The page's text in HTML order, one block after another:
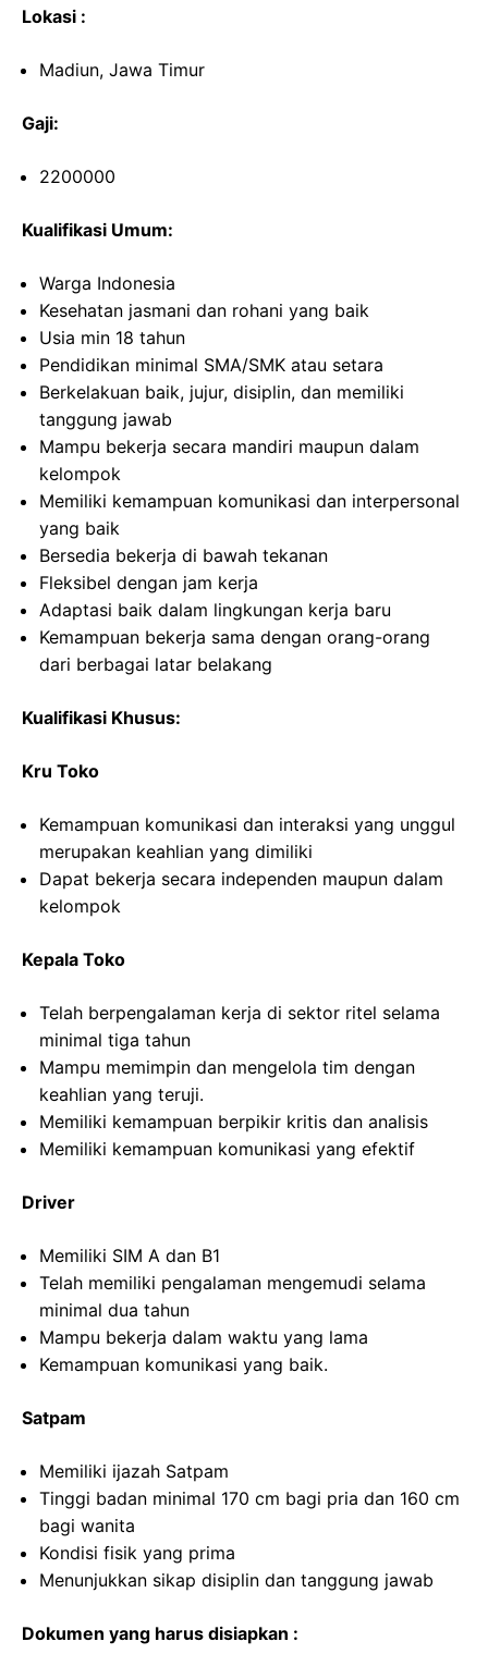
Lokasi :
Madiun, Jawa Timur
Gaji:
2200000
Kualifikasi Umum:
Warga Indonesia
Kesehatan jasmani dan rohani yang baik
Usia min 18 tahun
Pendidikan minimal SMA/SMK atau setara
Berkelakuan baik, jujur, disiplin, dan memiliki
tanggung jawab
Mampu bekerja secara mandiri maupun dalam
kelompok
Memiliki kemampuan komunikasi dan interpersonal
yang baik
Bersedia bekerja di bawah tekanan
Fleksibel dengan jam kerja
Adaptasi baik dalam lingkungan kerja baru
Kemampuan bekerja sama dengan orang-orang
dari berbagai latar belakang
Kualifikasi Khusus:
Kru Toko
Kemampuan komunikasi dan interaksi yang unggul
merupakan keahlian yang dimiliki
Dapat bekerja secara independen maupun dalam
kelompok
Kepala Toko
Telah berpengalaman kerja di sektor ritel selama
minimal tiga tahun
Mampu memimpin dan mengelola tim dengan
keahlian yang teruji.
Memiliki kemampuan berpikir kritis dan analisis
Memiliki kemampuan komunikasi yang efektif
Driver
Memiliki SIM A dan B1
Telah memiliki pengalaman mengemudi selama
minimal dua tahun
Mampu bekerja dalam waktu yang lama
Kemampuan komunikasi yang baik.
Satpam
Memiliki ijazah Satpam
Tinggi badan minimal 170 cm bagi pria dan 160 cm
bagi wanita
Kondisi fisik yang prima
Menunjukkan sikap disiplin dan tanggung jawab
Dokumen yang harus disiapkan :